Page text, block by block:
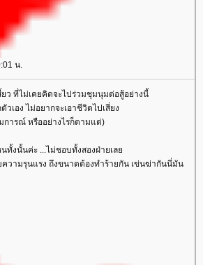
น.
ยว ที่ไม่เคยคิดจะไปร่วมชุมนุมต่อสู้อย่างนี้
วเอง ไม่อยากจะเอาชีวิตไปเสี่ยง
การณ์ หรืออย่างไรก็ตามแต่)
ทั้งนั้นค่ะ ...ไม่ชอบทั้งสองฝ่ายเล
วามรุนแรง ถึงขนาดต้องทำร้ายกัน เข่นฆ่ากันนี่มัน